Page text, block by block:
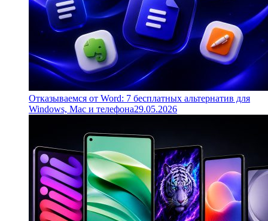
Отказываемся от Word: 7 бесплатных альтернатив для
Windows, Mac и телефона29.05.2026